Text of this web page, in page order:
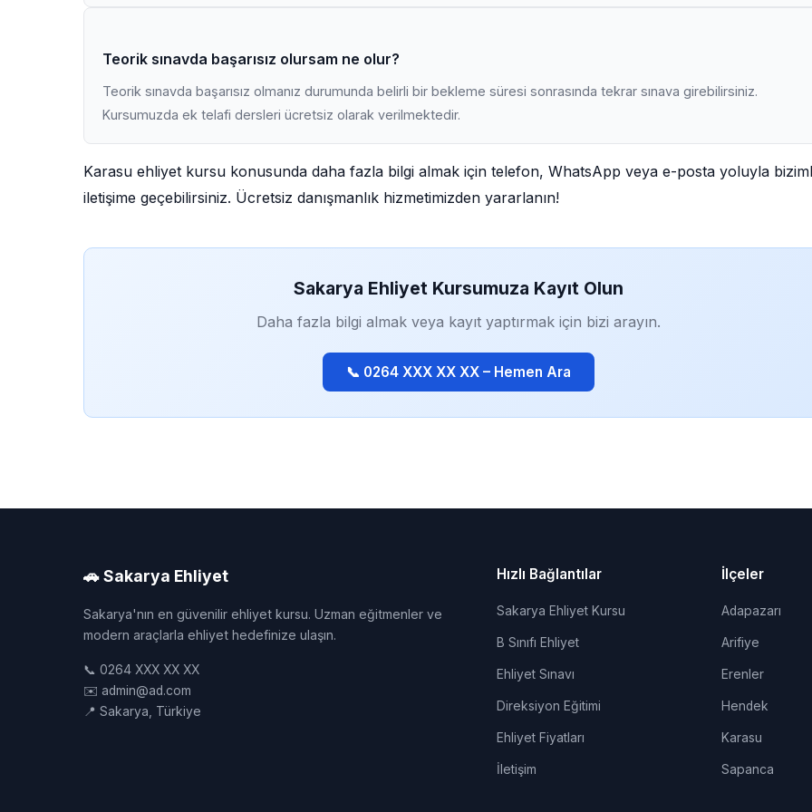
Teorik sınavda başarısız olursam ne olur?
Teorik sınavda başarısız olmanız durumunda belirli bir bekleme süresi sonrasında tekrar sınava girebilirsiniz.
Kursumuzda ek telafi dersleri ücretsiz olarak verilmektedir.
Karasu ehliyet kursu konusunda daha fazla bilgi almak için telefon, WhatsApp veya e-posta yoluyla
iletişime geçebilirsiniz. Ücretsiz danışmanlık hizmetimizden yararlanın!
Sakarya Ehliyet Kursumuza Kayıt Olun
Daha fazla bilgi almak veya kayıt yaptırmak için bizi arayın.
📞 0264 XXX XX XX – Hemen Ara
🚗 Sakarya Ehliyet
Sakarya'nın en güvenilir ehliyet kursu. Uzman eğitmenler ve
modern araçlarla ehliyet hedefinize ulaşın.
📞 0264 XXX XX XX
✉️ admin@ad.com
📍 Sakarya, Türkiye
Hızlı Bağlantılar
Sakarya Ehliyet Kursu
B Sınıfı Ehliyet
Ehliyet Sınavı
Direksiyon Eğitimi
Ehliyet Fiyatları
İletişim
İlçeler
Adapazarı
Arifiye
Erenler
Hendek
Karasu
Sapanca